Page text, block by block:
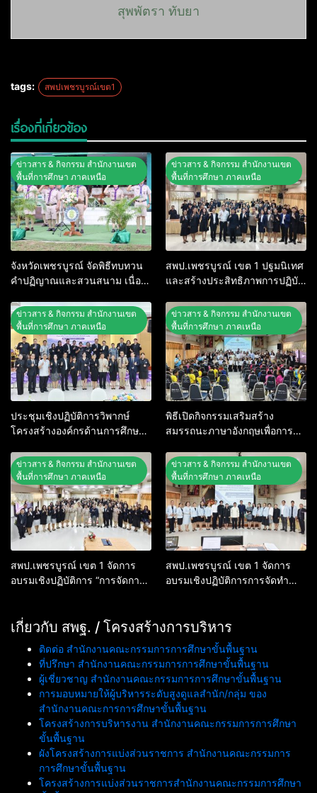
สุพพัตรา ทับยา
tags: สพปเพชรบูรณ์เขต1
เรื่องที่เกี่ยวข้อง
ข่าวสาร & กิจกรรม สำนักงานเขต
พื้นที่การศึกษา ภาคเหนือ
จังหวัดเพชรบูรณ์ จัดพิธีทบทวน
คำปฏิญาณและสวนสนาม เนื่อง
เสือแห่งชาติ ประจำปี 2569
ข่าวสาร & กิจกรรม สำนักงานเขต
พื้นที่การศึกษา ภาคเหนือ
สพป.เพชรบูรณ์ เขต 1 ปฐมนิเทศ
และสร้างประสิทธิภาพการปฏิบัติ
ช่วย ประจำปี พ.ศ. 2569
ข่าวสาร & กิจกรรม สำนักงานเขต
พื้นที่การศึกษา ภาคเหนือ
ประชุมเชิงปฏิบัติการวิพากษ์
โครงสร้างองค์กรด้านการศึกษา
ภาคเหนือ
ข่าวสาร & กิจกรรม สำนักงานเขต
พื้นที่การศึกษา ภาคเหนือ
พิธีเปิดกิจกรรมเสริมสร้าง
สมรรถนะภาษาอังกฤษเพื่อการ
2569
ข่าวสาร & กิจกรรม สำนักงานเขต
พื้นที่การศึกษา ภาคเหนือ
สพป.เพชรบูรณ์ เขต 1 จัดการ
อบรมเชิงปฏิบัติการ “การจัดการ
5 Step และการสืบค้น 5 ขั้นตอน
ข่าวสาร & กิจกรรม สำนักงานเขต
พื้นที่การศึกษา ภาคเหนือ
สพป.เพชรบูรณ์ เขต 1 จัดการ
อบรมเชิงปฏิบัติการการจัดทำ
ทักษะที่จำเป็น
เกี่ยวกับ สพฐ. / โครงสร้างการบริหาร
ติดต่อ สำนักงานคณะกรรมการการศึกษาขั้นพื้นฐาน
ที่ปรึกษา สำนักงานคณะกรรมการการศึกษาขั้นพื้นฐาน
ผู้เชี่ยวชาญ สำนักงานคณะกรรมการการศึกษาขั้นพื้นฐาน
การมอบหมายให้ผู้บริหารระดับสูงดูแลสำนัก/กลุ่ม ของ
สำนักงานคณะการการศึกษาขั้นพื้นฐาน
โครงสร้างการบริหารงาน สำนักงานคณะกรรมการการศึกษา
ขั้นพื้นฐาน
ผังโครงสร้างการแบ่งส่วนราชการ สำนักงานคณะกรรมการ
การศึกษาขั้นพื้นฐาน
โครงสร้างการแบ่งส่วนราชการสำนักงานคณะกรรมการศึกษา